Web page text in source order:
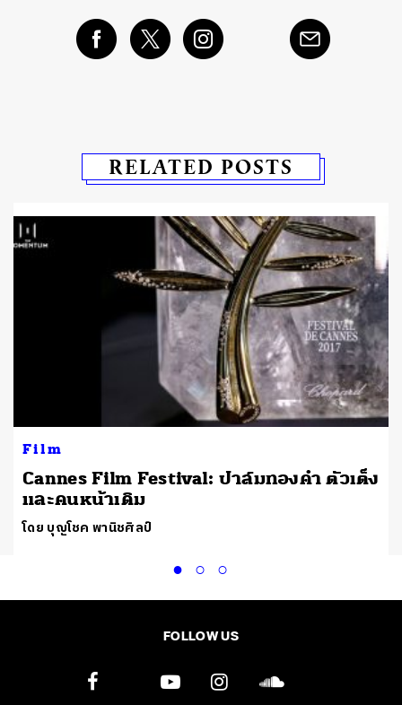
RELATED POSTS
Film
Cannes Film Festival: ปาล์มทองคำ ตัวเต็ง
และคนหน้าเดิม
โดย บุญโชค พานิชศิลป์
FOLLOW US